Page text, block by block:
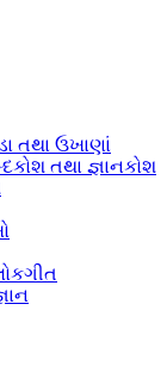
તથા ઉખાણાં
તથા જ્ઞાનકોશ